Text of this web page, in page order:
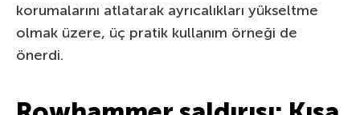
korumalarını atlatarak ayrıcalıkları yükseltme
olmak üzere, üç pratik kullanım örneği de
önerdi.